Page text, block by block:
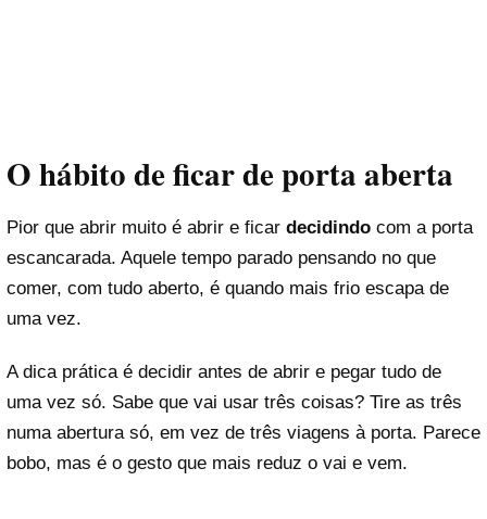
O hábito de ficar de porta aberta
Pior que abrir muito é abrir e ficar decidindo com a porta
escancarada. Aquele tempo parado pensando no que
comer, com tudo aberto, é quando mais frio escapa de
uma vez.
A dica prática é decidir antes de abrir e pegar tudo de
uma vez só. Sabe que vai usar três coisas? Tire as três
numa abertura só, em vez de três viagens à porta. Parece
bobo, mas é o gesto que mais reduz o vai e vem.